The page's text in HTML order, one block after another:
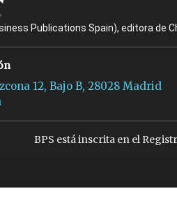
Publications Spain), editora de
12, Bajo B, 28028 Madrid
BPS está inscrita en el